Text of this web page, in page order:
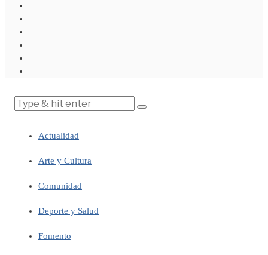
Actualidad
Arte y Cultura
Comunidad
Deporte y Salud
Fomento